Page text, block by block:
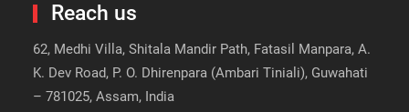
Reach us
62, Medhi Villa, Shitala Mandir Path, Fatasil Manpara, A.
K. Dev Road, P. O. Dhirenpara (Ambari Tiniali), Guwahati
– 781025, Assam, India